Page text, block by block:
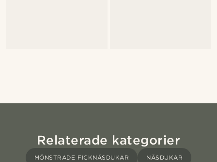
Relaterade kategorier
MÖNSTRADE FICKNÄSDUKAR NÄSDUKAR